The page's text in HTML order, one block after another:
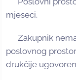
mjeseci.
Zakupnik nema
poslovnog
drukčije